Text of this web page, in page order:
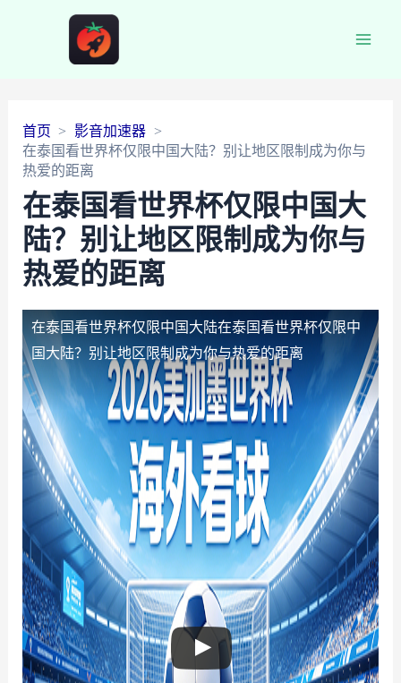
首页
影音加速器
在泰国看世界杯仅限中国大陆？别让地区限制成为你与
热爱的距离
在泰国看世界杯仅限中国大
陆？别让地区限制成为你与
热爱的距离
在泰国看世界杯仅限中国大陆在泰国看世界杯仅限中
国大陆？别让地区限制成为你与热爱的距离